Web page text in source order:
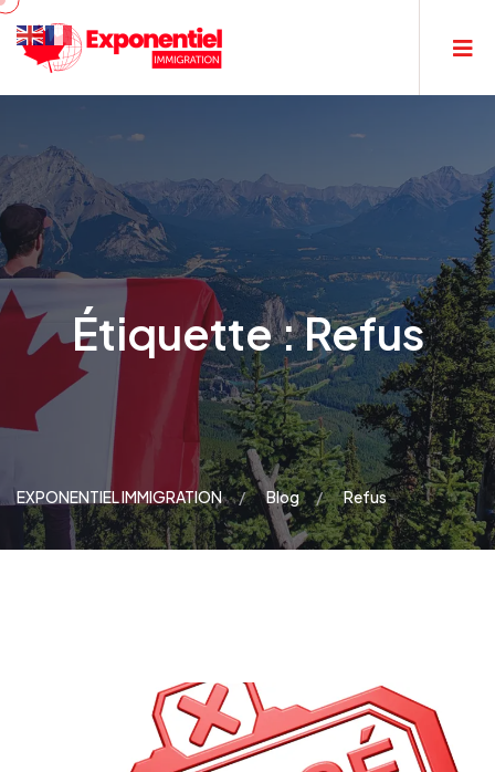
Étiquette :Refus
EXPONENTIEL IMMIGRATION Blog Refus